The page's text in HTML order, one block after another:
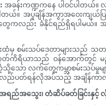
ခန်းကဏ္ဍကနေ ပါဝင်ပါတယ်။ လည်
တယ်။ အပူချိန်အကွာအဝေးကျယ်
ေကလည်း ခံနိုင်ရည်ရှိရပါမယ်။
မှ စမ်းသပ်ဒေတာများသည် သတင်
တ်ကိရိယာသည် ဝန်အောက်တွင် မည်
ားကဲ့သို့သော လက်တွေ့ကမ္ဘာစမ်း
လည်ပတ်ရန်လိုအပ်သည့် အချိန်ကာလ
အသွေး၊ တံဆိပ်ခတ်ခြင်းနှင့် လို